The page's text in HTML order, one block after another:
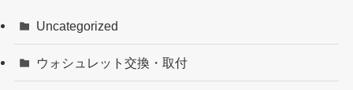
Uncategorized
ウォシュレット交換・取付